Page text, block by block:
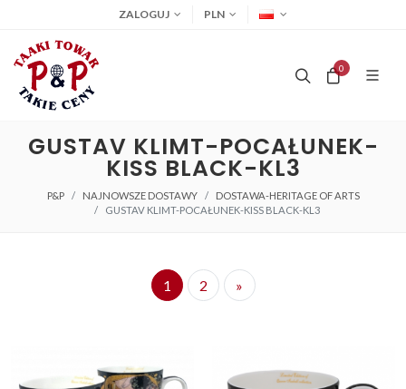
ZALOGUJ PLN
0
GUSTAV KLIMT-POCAŁUNEK-
KISS BLACK-KL3
P&P NAJNOWSZE DOSTAWY
DOSTAWA-HERITAGE OF ARTS
GUSTAV KLIMT-POCAŁUNEK-KISS BLACK-KL3
1 2 »